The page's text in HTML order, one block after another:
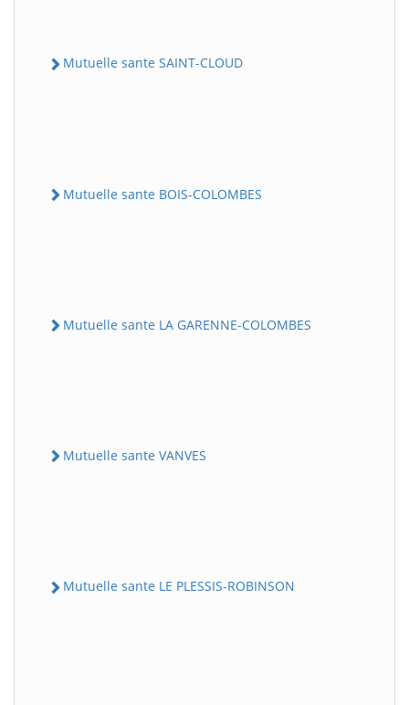
Mutuelle sante SAINT-CLOUD
Mutuelle sante BOIS-COLOMBES
Mutuelle sante LA GARENNE-COLOMBES
Mutuelle sante VANVES
Mutuelle sante LE PLESSIS-ROBINSON